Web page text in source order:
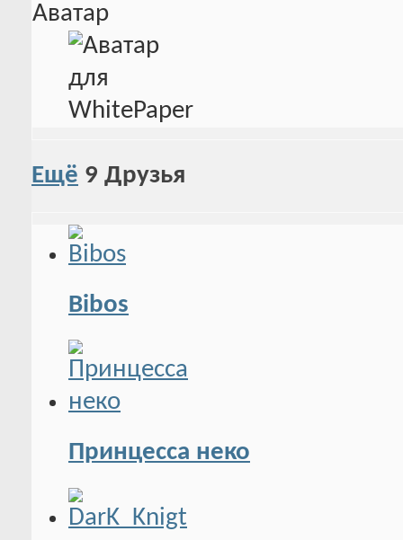
Аватар
Ещё 9 Друзья
Bibos
Принцесса неко